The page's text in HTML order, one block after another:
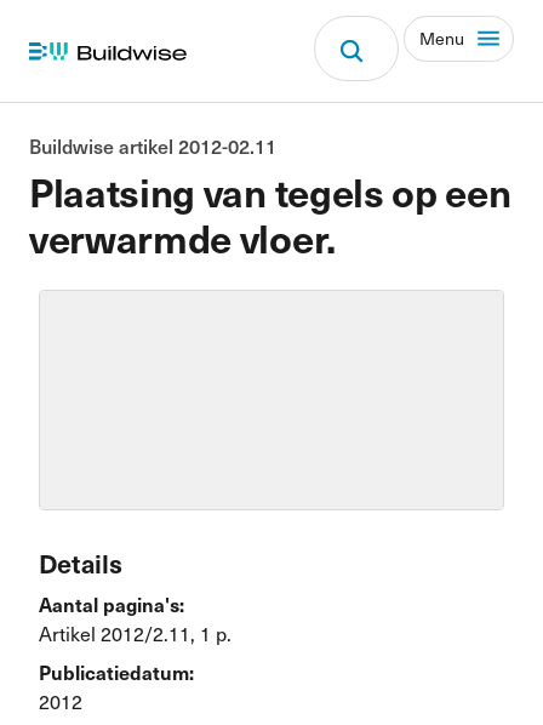
Menu
Plaatsing van tegels op een
verwarmde vloer.
Buildwise artikel 2012-02.11
Details
Aantal pagina's:
Artikel 2012/2.11, 1 p.
Publicatiedatum:
2012